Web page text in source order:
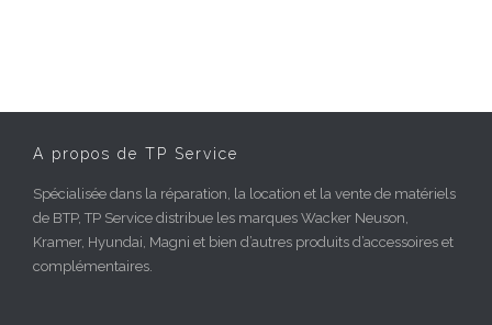
A propos de TP Service
Spécialisée dans la réparation, la location et la vente de matériels
de BTP, TP Service distribue les marques Wacker Neuson,
Kramer, Hyundai, Magni et bien d’autres produits d’accessoires et
complémentaires.